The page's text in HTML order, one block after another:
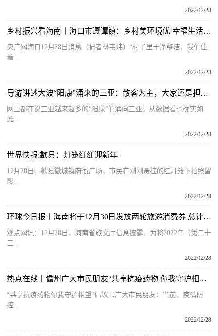
2022/12/28
乡村振兴看海南丨海口市遵谭镇：乡村美环境优 幸福生活节节高
央广网海口12月28日消息（记者林韦玮）“村子里干净整洁，我们住
着...
2022/12/28
导游讲述大波“阳康”涌来的三亚：散客为主，大家还是担心疫情
网上都在说三亚越来越多的“阳康”们涌向三亚。从数据看也确实如
此...
2022/12/28
世界快报:歙县：灯笼红红迎新年
12月28日，歙县徽城镇府衙广场，市民在刚刚悬挂的红灯笼下拍照留
影...
2022/12/28
环球今日报丨海南将于12月30日发放两轮旅游消费券 总计1000万元
观点网讯：12月28日，海南省旅文厅信息披露，为将2022年（第二十
三...
2022/12/28
热点在线丨儋州广大市民朋友​“共享抗疫药物 你我守护相望”倡议书，请查收！
“共享抗疫药物你我守护相望”倡议书广大市民朋友：当前，疫情防
控...
2022/12/28